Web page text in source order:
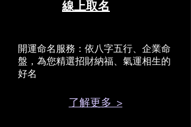
線上取名
開運命名服務：依八字五行、企業命
盤，為您精選招財納福、氣運相生的
好名
了解更多 >